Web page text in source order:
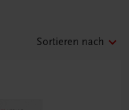
Sortieren nach